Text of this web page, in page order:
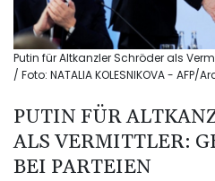
Putin für Altkanzler Schröder als
/ Foto: NATALIA KOLESNIKOVA - AFP/
PUTIN FÜR
ALS VERMITTLER:
BEI PARTEIEN